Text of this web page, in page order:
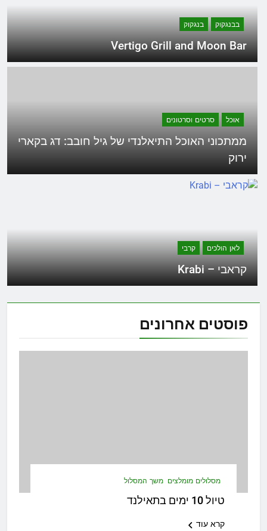
בבנגקוק בנגקוק
Vertigo Grill and Moon Bar
אוכל סרטים וסרטונים
ממתכוני האוכל התיאלנדי של גיל חובב: דג בקארי
ירוק
לאן הולכים קרבי
קראבי – Krabi
פוסטים אחרונים
מסלולים מומלצים משך המסלול
טיול 10 ימים בתאילנד
קרא עוד